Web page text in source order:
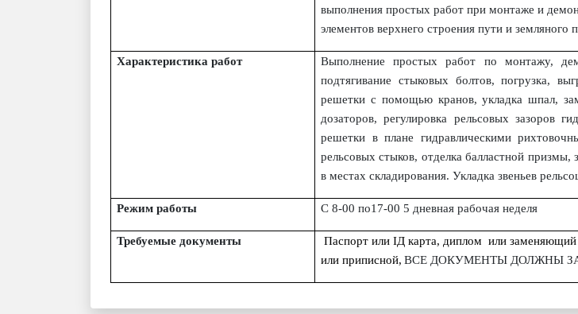
выполнения простых работ при монтаже и
элементов верхнего строения пути и
Характеристика работ
Выполнение простых работ по монтажу,
подтягивание стыковых болтов, погрузка,
решетки с помощью кранов, укладка шпал,
дозаторов, регулировка рельсовых зазоров
решетки в плане гидравлическими
рельсовых стыков, отделка балластной
в местах складирования. Укладка звеньев
Режим работы С 8-00 по17-00 5 дневная рабочая неделя
Требуемые документы Паспорт или IД карта, диплом или заменяющий
или приписной, ВСЕ ДОКУМЕНТЫ ДОЛЖНЫ